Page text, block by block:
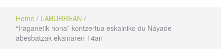
Home / LABURREAN /
“Iraganetik hona” kontzertua eskainiko du Náyade
abesbatzak ekainaren 14an